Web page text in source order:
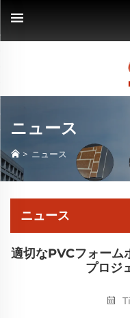
ニュース
> ニュース
ニュース
適切なPVCフォーム
プロジ